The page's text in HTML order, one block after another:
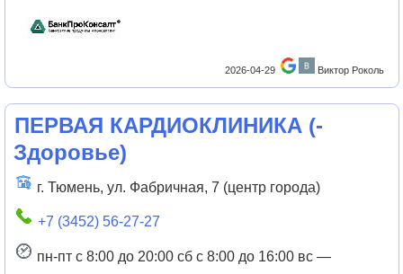
2026-04-29 Виктор Роколь
ПЕРВАЯ КАРДИОКЛИНИКА(-
Здоровье)
г. Тюмень, ул. Фабричная, 7 (центр города)
+7 (3452) 56-27-27
пн-пт с 8:00 до 20:00 сб с 8:00 до 16:00 вс —